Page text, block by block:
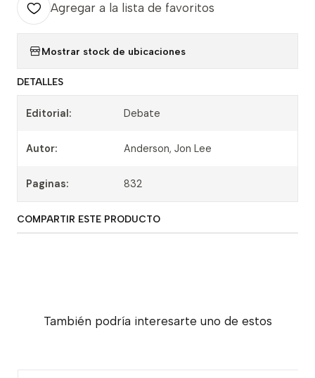
Agregar a la lista de favoritos
Mostrar stock de ubicaciones
DETALLES
Editorial: Debate
Autor: Anderson, Jon Lee
Paginas: 832
COMPARTIR ESTE PRODUCTO
También podría interesarte uno de estos